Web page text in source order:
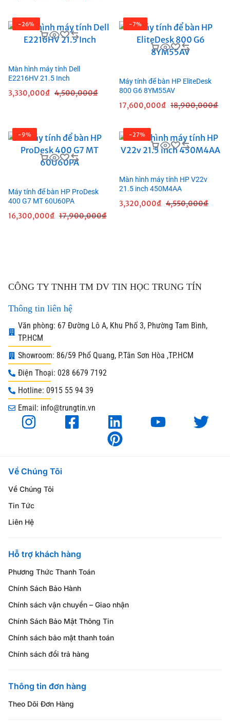
-26%
Màn hình máy tính Dell
E2216HV 21.5 Inch
3,330,000₫ 4,500,000₫
-7%
Máy tính để bàn HP EliteDesk
800 G6 8YM55AV
17,600,000₫ 18,900,000₫
-9%
Máy tính để bàn HP ProDesk
400 G7 MT 60U60PA
16,300,000₫ 17,900,000₫
-27%
Màn hình máy tính HP V22v
21.5 inch 450M4AA
3,320,000₫ 4,550,000₫
CÔNG TY TNHH TM DV TIN HỌC TRUNG TÍN
Thông tin liên hệ
Văn phòng: 67 Đường Lô A, Khu Phố 3, Phường Tam Bình,
TP.HCM
Showroom: 86/59 Phổ Quang, P.Tân Sơn Hòa ,TP.HCM
Điện Thoại: 028 6679 7192
Hotline: 0915 55 94 39
Email: info@trungtin.vn
Về Chúng Tôi
Về Chúng Tôi
Tin Tức
Liên Hệ
Hỗ trợ khách hàng
Phương Thức Thanh Toán
Chính Sách Bảo Hành
Chính sách vận chuyển – Giao nhận
Chính Sách Bảo Mật Thông Tin
Chính sách bảo mật thanh toán
Chính sách đổi trả hàng
Thông tin đơn hàng
Theo Dõi Đơn Hàng